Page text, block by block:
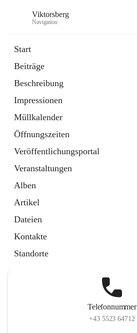
Viktorsberg
Navigation
Start
Beiträge
Beschreibung
Impressionen
Müllkalender
Öffnungszeiten
Veröffentlichungsportal
Veranstaltungen
Alben
Artikel
Dateien
Kontakte
Standorte
1 Schnellzugriff
Bürgerservice
10 Schnellzugriffe
Telefonnummer
+43 5523 64712